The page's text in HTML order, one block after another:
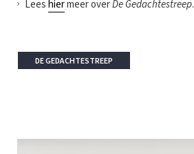
Leeshiermeer overDe Gedachtestreep.
DE GEDACHTESTREEP